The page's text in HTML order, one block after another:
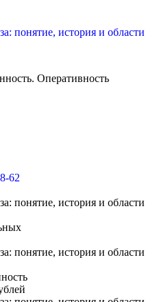
Оперативность
62